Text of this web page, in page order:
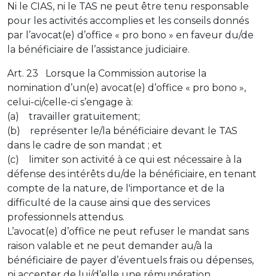
Ni le CIAS, ni le TAS ne peut être tenu responsable
pour les activités accomplies et les conseils donnés
par l’avocat(e) d’office « pro bono » en faveur du/de
la bénéficiaire de l’assistance judiciaire.
Art. 23 Lorsque la Commission autorise la
nomination d’un(e) avocat(e) d’office « pro bono »,
celui-ci/celle-ci s’engage à:
(a) travailler gratuitement;
(b) représenter le/la bénéficiaire devant le TAS
dans le cadre de son mandat ; et
(c) limiter son activité à ce qui est nécessaire à la
défense des intérêts du/de la bénéficiaire, en tenant
compte de la nature, de l'importance et de la
difficulté de la cause ainsi que des services
professionnels attendus.
L’avocat(e) d’office ne peut refuser le mandat sans
raison valable et ne peut demander au/à la
bénéficiaire de payer d’éventuels frais ou dépenses,